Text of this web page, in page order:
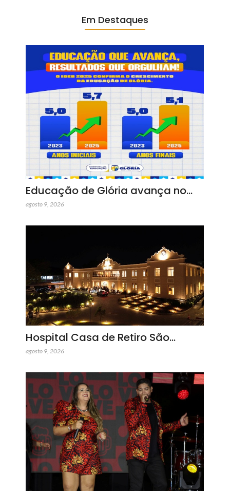
Em Destaques
Educação de Glória avança no…
agosto 9, 2026
Hospital Casa de Retiro São…
agosto 9, 2026